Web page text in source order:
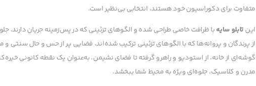
متفاوت برای دکوراسیون خود هستند، انتخابی بی‌نظیر است.
اینتابلو سایهبا ظرافت خاصی طراحی شده و الگوهای تزئینی که در پس‌زمینه جریان
از پرندگان و پروانه‌ها که با الگوهای تزئینی ترکیب شده‌اند، فضایی پر از حس و حال سنتی و
گوشه‌ای از خانه، از استودیو و راهرو گرفته تا فضای نشیمن، به‌عنوان یک نقطه کانونی
مدرن و کلاسیک، جلوه‌ای ویژه به محیط شما ببخشد.